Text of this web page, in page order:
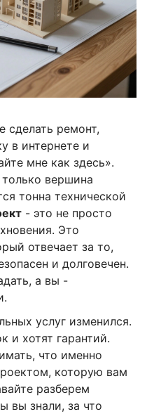
сделать ремонт,
в интернете и
мне как здесь».
вершина
тонна технической
- это не просто
Это
отвечает за то,
и долговечен.
а вы -
услуг изменился.
и хотят гарантий.
что именно
которую вам
разберем
вы знали, за что